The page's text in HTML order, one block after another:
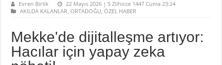
Evren Birlik
22 Mayıs 2026 | 5 Zilhicce 1447 Cuma 23:24
AKILDA KALANLAR,ORTADOĞU,ÖZEL HABER
Mekke'de dijitalleşme artıyor:
Hacılar için yapay zeka